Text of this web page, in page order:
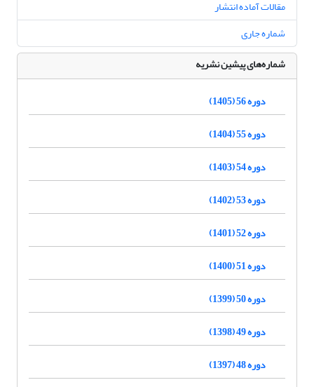
مقالات آماده انتشار
شماره جاری
شماره‌های پیشین نشریه
دوره 56 (1405)
دوره 55 (1404)
دوره 54 (1403)
دوره 53 (1402)
دوره 52 (1401)
دوره 51 (1400)
دوره 50 (1399)
دوره 49 (1398)
دوره 48 (1397)